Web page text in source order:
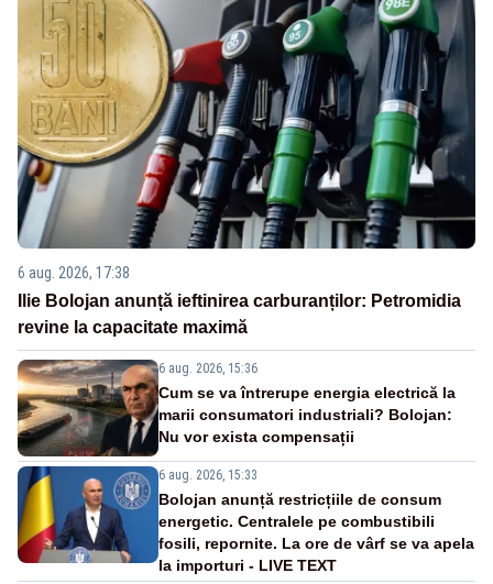
6 aug. 2026, 17:38
Ilie Bolojan anunță ieftinirea carburanților: Petromidia
revine la capacitate maximă
6 aug. 2026, 15:36
Cum se va întrerupe energia electrică la
marii consumatori industriali? Bolojan:
Nu vor exista compensații
6 aug. 2026, 15:33
Bolojan anunță restricțiile de consum
energetic. Centralele pe combustibili
fosili, repornite. La ore de vârf se va apela
la importuri - LIVE TEXT